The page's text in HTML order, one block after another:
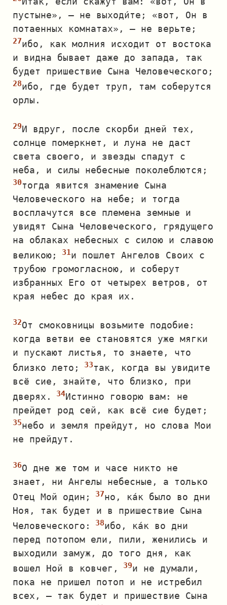
пустыне», — не выходи́те; «вот, Он в
потаенных комнатах», — не верьте;
ибо, как молния исходит от востока
и видна бывает даже до запада, так
будет пришествие Сына Человеческого;
ибо, где будет труп, там соберутся
орлы.
И вдруг, после скорби дней тех,
солнце померкнет, и луна не даст
света своего, и звезды спадут с
неба, и силы небесные поколеблются;
тогда явится знамение Сына
Человеческого на небе; и тогда
восплачутся все племена земные и
увидят Сына Человеческого, грядущего
на облаках небесных с силою и славою
великою;
и пошлет Ангелов Своих с
трубою громогласною, и соберут
избранных Его от четырех ветров, от
края небес до края их.
От смоковницы возьмите подобие:
когда ветви ее становятся уже мягки
и пускают листья, то знаете, что
близко лето;
так, когда вы увидите
всё сие, знайте, что близко, при
дверях.
Истинно говорю вам: не
прейдет род сей, как всё сие будет;
небо и земля прейдут, но слова Мои
не прейдут.
О дне же том и часе никто не
знает, ни Ангелы небесные, а только
Отец Мой один;
но, ка́к было во дни
Ноя, так будет и в пришествие Сына
Человеческого:
ибо, ка́к во дни
перед потопом ели, пили, женились и
выходили замуж, до того дня, как
вошел Ной в ковчег,
и не думали,
пока не пришел потоп и не истребил
всех, — так будет и пришествие Сына